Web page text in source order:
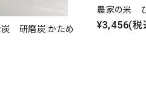
炭 研磨炭 かため
農家の米
¥3,456(税